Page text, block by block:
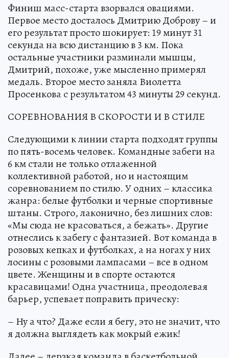
Финиш масс-старта взорвался овациями.
Первое место досталось Дмитрию Доброву – и
его результат просто шокирует: 19 минут 31
секунда на всю дистанцию в 3 км. Пока
остальные участники разминали мышцы,
Дмитрий, похоже, уже мысленно примерял
медаль. Второе место заняла Виолетта
Просенкова с результатом 43 минуты 29 секунд.
СОРЕВНОВАНИЯ В СКОРОСТИ И В СТИЛЕ
Следующими к линии старта подходят группы
по пять-восемь человек. Командные забеги на
6 км стали не только отлаженной
коллективной работой, но и настоящим
соревнованием по стилю. У одних – классика
жанра: белые футболки и черные спортивные
штаны. Строго, лаконично, без лишних слов:
«Мы сюда не красоваться, а бежать». Другие
отнеслись к забегу с фантазией. Вот команда в
розовых кепках и футболках, а на ногах у них
лосины с розовыми лампасами – все в одном
цвете. Женщины и в спорте остаются
красавицами! Одна участница, преодолевая
барьер, успевает поправить прическу:
– Ну а что? Даже если я бегу, это не значит, что
я должна выглядеть как мокрый ежик!